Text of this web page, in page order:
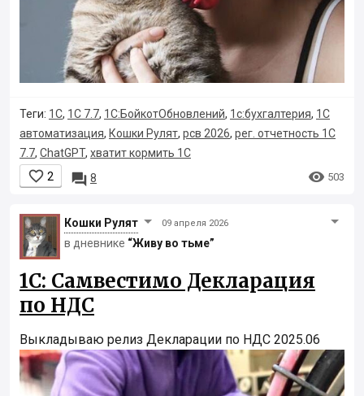
Теги: 1С, 1С 7.7, 1С:БойкотОбновлений, 1с:бухгалтерия, 1С
автоматизация, Кошки Рулят, рсв 2026, рег. отчетность 1С
7.7, ChatGPT, хватит кормить 1С
 2  8  503
Кошки Рyлят 09 апреля 2026
в дневнике “Живу во тьме”
1С: Самвестимо Декларация
по НДС
Выкладываю релиз Декларации по НДС 2025.06